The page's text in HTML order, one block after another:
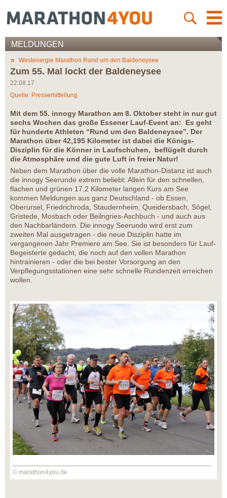
MELDUNGEN
Westenergie Marathon Rund um den Baldeneysee
Zum 55. Mal lockt der Baldeneysee
22.08.17
Quelle: Pressemitteilung
Mit dem 55. innogy Marathon am 8. Oktober steht in nur gut
sechs Wochen das große Essener Lauf-Event an: Es geht
für hunderte Athleten “Rund um den Baldeneysee”. Der
Marathon über 42,195 Kilometer ist dabei die Königs-
Disziplin für die Könner in Laufschuhen, beflügelt durch
die Atmosphäre und die gute Luft in freier Natur!
Neben dem Marathon über die volle Marathon-Distanz ist auch
die innogy Seerunde extrem beliebt: Allein für den schnellen,
flachen und grünen 17,2 Kilometer langen Kurs am See
kommen Meldungen aus ganz Deutschland - ob Essen,
Oberursel, Friedrichroda, Staudernheim, Queidersbach, Sögel,
Gristede, Mosbach oder Beilngries-Aschbuch - und auch aus
den Nachbarländern. Die innogy Seerunde wird erst zum
zweiten Mal ausgetragen - die neue Disziplin hatte im
vergangenen Jahr Premiere am See. Sie ist besonders für Lauf-
Begeisterte gedacht, die noch auf den vollen Marathon
hintrainieren - oder die bei bester Vorsorgung an den
Verpflegungsstationen eine sehr schnelle Rundenzeit erreichen
wollen.
© marathon4you.de